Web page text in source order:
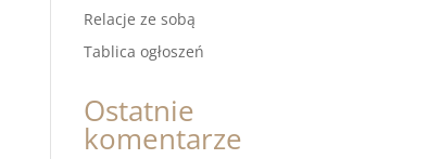
Relacje ze sobą
Tablica ogłoszeń
Ostatnie
komentarze